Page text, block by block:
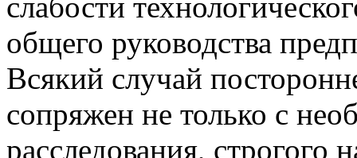
общего руководства
Всякий случай
сопряжен не только с
расследования, строгого